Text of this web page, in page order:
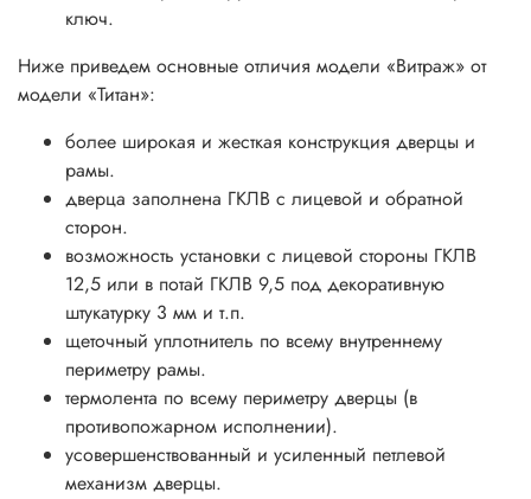
ключ.
Ниже приведем основные отличия модели «Витраж» от
модели «Титан»:
более широкая и жесткая конструкция дверцы и
рамы.
дверца заполнена ГКЛВ с лицевой и обратной
сторон.
возможность установки с лицевой стороны ГКЛВ
12,5 или в потай ГКЛВ 9,5 под декоративную
штукатурку 3 мм и т.п.
щеточный уплотнитель по всему внутреннему
периметру рамы.
термолента по всему периметру дверцы (в
противопожарном исполнении).
усовершенствованный и усиленный петлевой
механизм дверцы.